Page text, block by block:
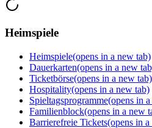
Heimspiele
Heimspiele(opens in a new tab)
Dauerkarten(opens in a new
Ticketbörse(opens in a new tab)
Hospitality(opens in a new tab)
Spieltagsprogramme(opens in
Familienblock(opens in a new
Barrierefreie Tickets(opens in